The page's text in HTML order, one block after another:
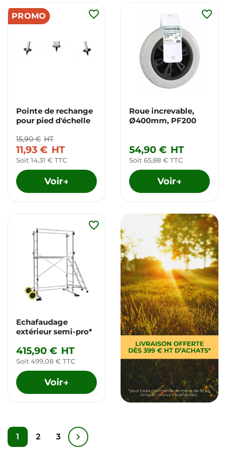
PROMO
Pointe de rechange
pour pied d'échelle
15,90 € HT
11,93 € HT
Soit 14,31 € TTC
Voir→
favorite_border
Roue increvable,
Ø400mm, PF200
54,90 € HT
Soit 65,88 € TTC
Voir→
favorite_border
Echafaudage
extérieur semi-pro*
415,90 € HT
Soit 499,08 € TTC
Voir→
favorite_border
1 2 3